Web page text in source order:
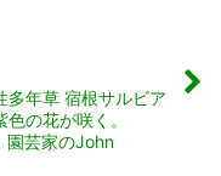
多年草 宿根サルビア
の花が咲く。
園芸家のJohn